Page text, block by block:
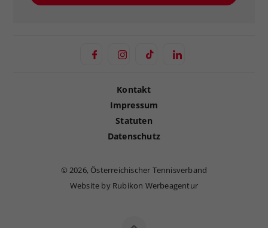
Kontakt
Impressum
Statuten
Datenschutz
©2026, Österreichischer Tennisverband
Website by Rubikon Werbeagentur